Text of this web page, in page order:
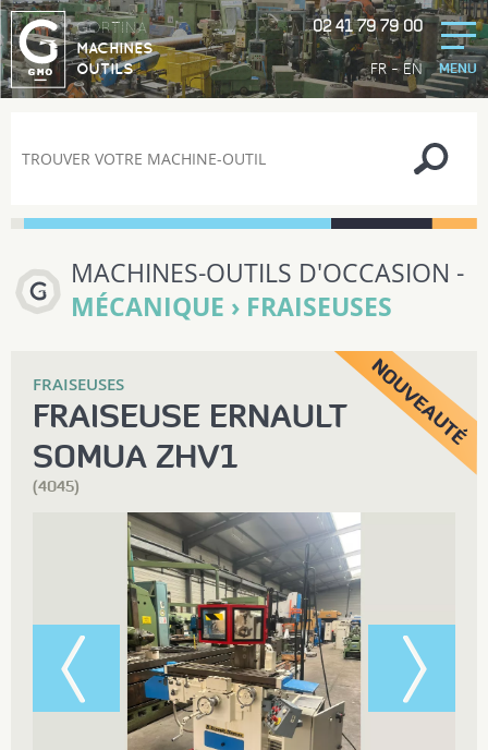
FR-EN
GORTINA
MACHINES
OUTILS
02 41 79 79 00
MENU
MACHINES-OUTILS D'OCCASION -
MÉCANIQUE › FRAISEUSES
FRAISEUSES
FRAISEUSE ERNAULT
SOMUA ZHV1
(4045)